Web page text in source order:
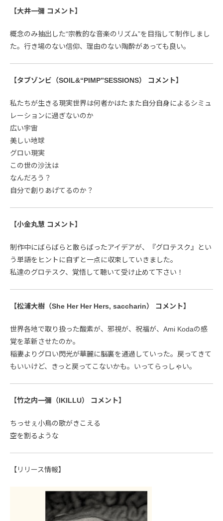
【大井一彌 コメント】
概念のみ抽出した“宗教的な音楽のリズム”を目指して制作しまし
た。行き場のない信仰、理由のない陶酔があっても良い。
【タブゾンビ（SOIL&“PIMP”SESSIONS） コメント】
私たちが生きる現実世界は何者かはたまた自分自身によるシミュ
レーションに過ぎないのか
広い宇宙
美しい地球
グロい現実
この世の沙汰は
なんだろう？
自分で創りあげてるのか？
【小金丸慧 コメント】
制作中にばらばらと散らばったアイデアが、『グロテスク』とい
う単語をヒントに自ずと一点に収束していきました。
私達のグロテスク、覚悟して聴いて受け止めて下さい！
【松浦大樹（She Her Her Hers, saccharin） コメント】
世界各地で取り扱った酸素が、邪視が、祝福が、Ami Kodaの感
覚を革新させたのか。
稲妻よりグロい閃光が華麗に脳裏を通過していった。戻ってきて
もいいけど、きっと戻ってこないかも。いってらっしゃい。
【竹之内一彌（IKILLU） コメント】
ちっせぇ小鳥の歌がきこえる
空を割るような
【リリース情報】